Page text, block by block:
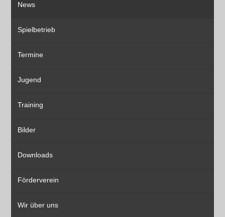
News
Spielbetrieb
Termine
Jugend
Training
Bilder
Downloads
Förderverein
Wir über uns